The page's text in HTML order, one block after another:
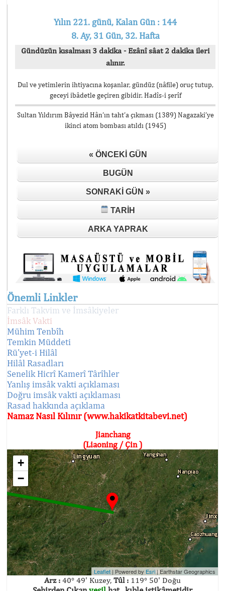
Yılın 221. günü, Kalan Gün : 144
8. Ay, 31 Gün, 32. Hafta
Gündüzün kısalması 3 dakika - Ezânî sâat 2 dakika ileri
alınır.
Dul ve yetimlerin ihtiyacına koşanlar, gündüz (nâfile) oruç tutup,
geceyi ibâdetle geçiren gibidir. Hadîs-i şerîf
Sultan Yıldırım Bâyezid Hân’ın taht’a çıkması (1389) Nagazaki’ye
ikinci atom bombası atıldı (1945)
« ÖNCEKI GÜN
BUGÜN
SONRAKI GÜN »
TARIH
ARKA YAPRAK
Önemli Linkler
Farklı Takvim ve İmsâkiyeler
İmsâk Vakti
Mühim Tenbîh
Temkin Müddeti
Rü'yet-i Hilâl
Hilâl Rasadları
Senelik Hicrî Kamerî Târîhler
Yanlış imsâk vakti açıklaması
Doğru imsâk vakti açıklaması
Rasad hakkında açıklama
Namaz Nasıl Kılınır (www.hakikatkitabevi.net)
Jianchang
(Liaoning / Çin )
+
−
Leaflet | Powered by Esri|Earthstar Geographics
Arz : 40° 49' Kuzey, Tûl : 119° 50' Doğu